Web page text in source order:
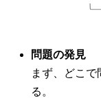
問題の発見
まず、どこ
る。